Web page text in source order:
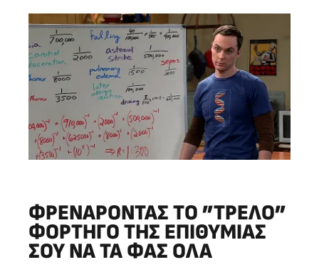
ΦΡΕΝΆΡΟΝΤΑΣ ΤΟ ”ΤΡΕΛΌ”
ΦΟΡΤΗΓΌ ΤΗΣ ΕΠΙΘΥΜΊΑΣ
ΣΟΥ ΝΑ ΤΑ ΦΑΣ ΌΛΑ